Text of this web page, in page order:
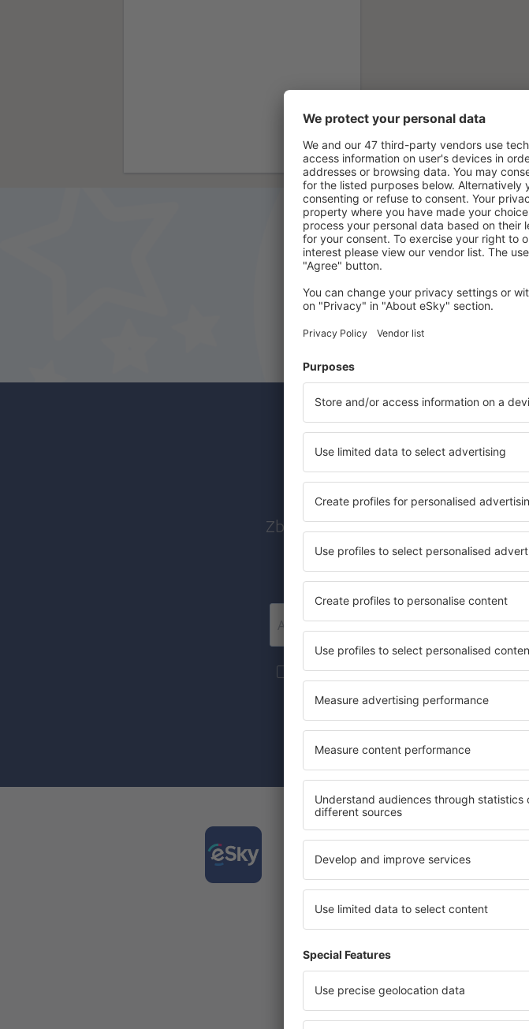
pe
Abonații la
mult cu
Zboruri ieftine, city break-uri,
Trimitem doar ce e
Mai multe călătorii la prețuri avantajoase în
materiale informaționale (sub formă de
furnizat-o.
Prin bifarea căsuței de mai sus, furnizarea
Descarcă aplicația
și organizează-ţi
călătoriile
Cea mai bine evaluată aplicație din
Noi oferte zilnice la îndemână
Toate rezervările tale într-un singur loc